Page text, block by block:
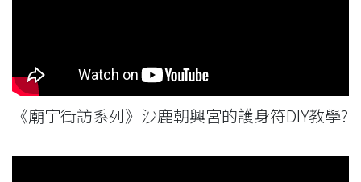
《廟宇街訪系列》沙鹿朝興宮的護身符DIY教學?